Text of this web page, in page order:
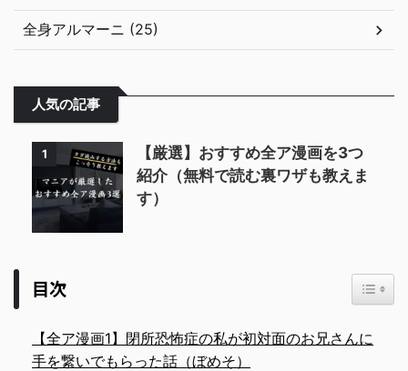
全身アルマーニ (25)
人気の記事
1
【厳選】おすすめ全ア漫画を3つ
紹介（無料で読む裏ワザも教えま
す）
目次
【全ア漫画1】閉所恐怖症の私が初対面のお兄さんに
手を繋いでもらった話（ぼめそ）